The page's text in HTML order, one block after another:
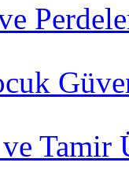
Tamir